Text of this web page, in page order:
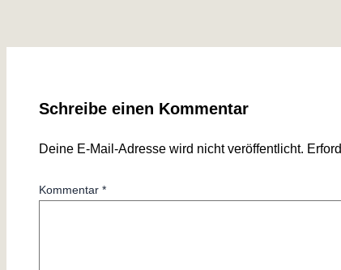
Schreibe einen Kommentar
Deine E-Mail-Adresse wird nicht veröffentlicht.
Kommentar *